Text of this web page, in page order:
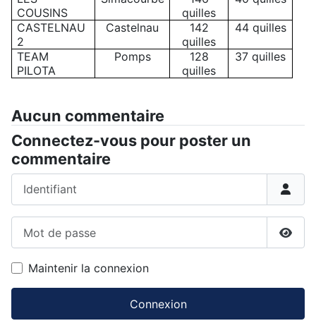
COUSINS
quilles
CASTELNAU
2
Castelnau
142
quilles
44 quilles
TEAM
PILOTA
Pomps
128
quilles
37 quilles
Aucun commentaire
Connectez-vous pour poster un
commentaire
Maintenir la connexion
Connexion